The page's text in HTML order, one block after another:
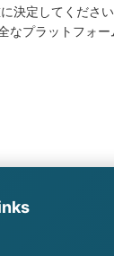
決定してくださ
プラットフォー